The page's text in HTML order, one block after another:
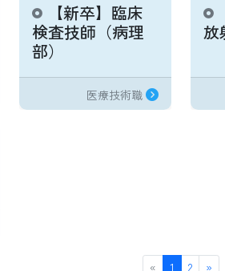
【新卒】臨床
検査技師（病理
部）
医療技術職
放
« 1 2 »